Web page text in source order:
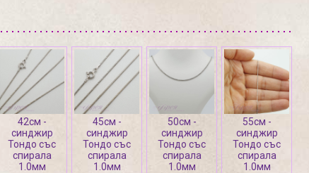
42см -
синджир
Тондо със
спирала
1.0мм
45см -
синджир
Тондо със
спирала
1.0мм
50см -
синджир
Тондо със
спирала
1.0мм
55см -
синджир
Тондо със
спирала
1.0мм